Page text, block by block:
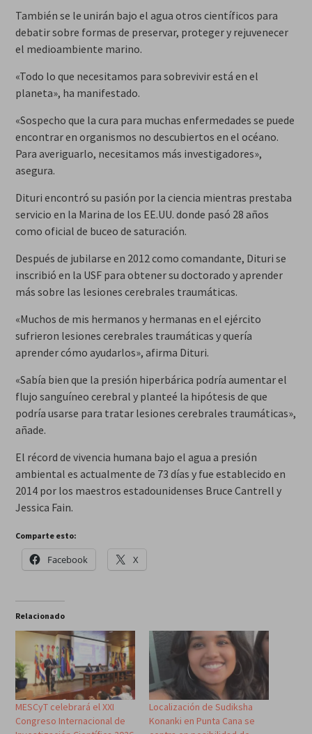
También se le unirán bajo el agua otros científicos para
debatir sobre formas de preservar, proteger y rejuvenecer
el medioambiente marino.
«Todo lo que necesitamos para sobrevivir está en el
planeta», ha manifestado.
«Sospecho que la cura para muchas enfermedades se puede
encontrar en organismos no descubiertos en el océano.
Para averiguarlo, necesitamos más investigadores»,
asegura.
Dituri encontró su pasión por la ciencia mientras prestaba
servicio en la Marina de los EE.UU. donde pasó 28 años
como oficial de buceo de saturación.
Después de jubilarse en 2012 como comandante, Dituri se
inscribió en la USF para obtener su doctorado y aprender
más sobre las lesiones cerebrales traumáticas.
«Muchos de mis hermanos y hermanas en el ejército
sufrieron lesiones cerebrales traumáticas y quería
aprender cómo ayudarlos», afirma Dituri.
«Sabía bien que la presión hiperbárica podría aumentar el
flujo sanguíneo cerebral y planteé la hipótesis de que
podría usarse para tratar lesiones cerebrales traumáticas»,
añade.
El récord de vivencia humana bajo el agua a presión
ambiental es actualmente de 73 días y fue establecido en
2014 por los maestros estadounidenses Bruce Cantrell y
Jessica Fain.
Comparte esto:
Facebook X
Relacionado
MESCyT celebrará el XXI
Congreso Internacional de
Localización de Sudiksha
Konanki en Punta Cana se